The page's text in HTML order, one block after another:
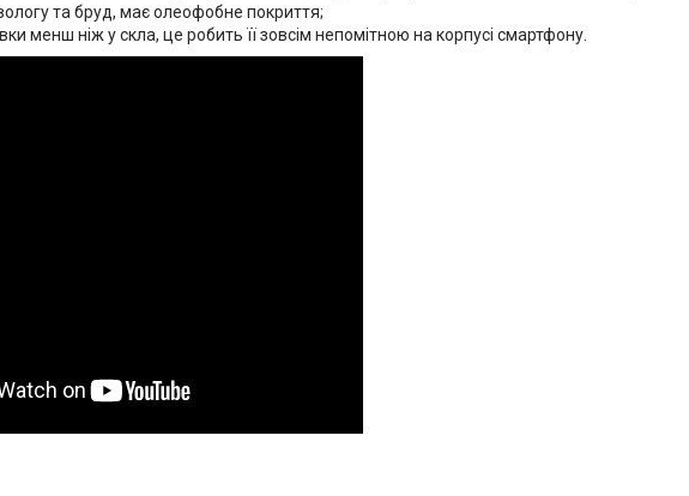
та бруд, має олеофобне покриття;
менш ніж у скла, це робить її зовсім непомітною на корпусі смартфону.